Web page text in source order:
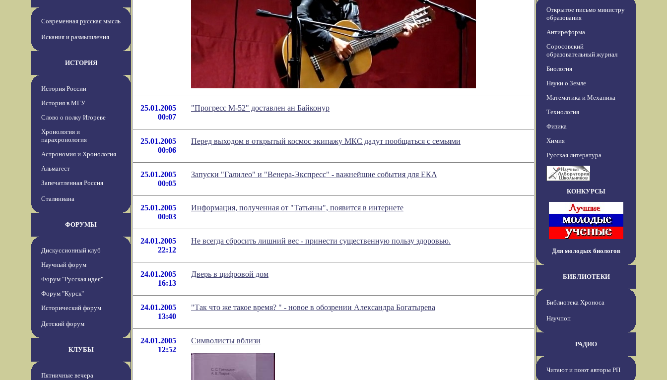
Современная русская мысль
Искания и размышления
ИСТОРИЯ
История России
История в МГУ
Слово о полку Игореве
Хронология и
парахронология
Астрономия и Хронология
Альмагест
Запечатленная Россия
Сталиниана
ФОРУМЫ
Дискуссионный клуб
Научный форум
Форум "Русская идея"
Форум "Курск"
Исторический форум
Детский форум
КЛУБЫ
Пятничные вечера
25.01.2005
00:07
"Прогресс М-52" доставлен ан Байконур
25.01.2005
00:06
Перед выходом в открытый космос экипажу МКС дадут пообщаться с семьями
25.01.2005
00:05
Запуски "Галилео" и "Венера-Экспресс" - важнейшие события для ЕКА
25.01.2005
00:03
Информация, полученная от "Татьяны", появится в интернете
24.01.2005
22:12
Не всегда сбросить лишний вес - принести существенную пользу здоровью.
24.01.2005
16:13
Дверь в цифровой дом
24.01.2005
13:40
"Так что же такое время? " - новое в обозрении Александра Богатырева
24.01.2005
12:52
Символисты вблизи
Открытое письмо министру
образования
Антиреформа
Соросовский
образовательный журнал
Биология
Науки о Земле
Математика и Механика
Технология
Физика
Химия
Русская литература
КОНКУРСЫ
Для молодых биологов
БИБЛИОТЕКИ
Библиотека Хроноса
Научпоп
РАДИО
Читают и поют авторы РП